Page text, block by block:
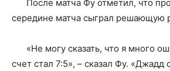
После матча Фу отметил, что
середине матча сыграл решающую
«Не могу сказать, что я много
счет стал 7:5», – сказал Фу. «Джадд